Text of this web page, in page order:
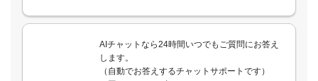
AIチャットなら24時間いつでもご質問にお答え
します。
（自動でお答えするチャットサポートです）